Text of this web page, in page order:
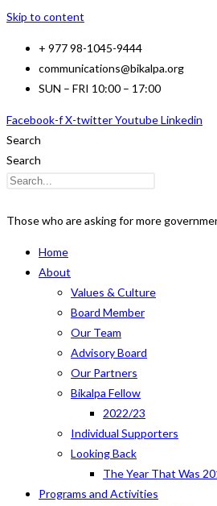
Skip to content
+ 977 98-1045-9444
communications@bikalpa.org
SUN – FRI 10:00 – 17:00
Facebook-fX-twitterYoutubeLinkedin
Search
Search
Those who are asking for more
Home
About
Values & Culture
Board Member
Our Team
Advisory Board
Our Partners
Bikalpa Fellow
2022/23
Individual Supporters
Looking Back
The Year That Was
Programs and Activities